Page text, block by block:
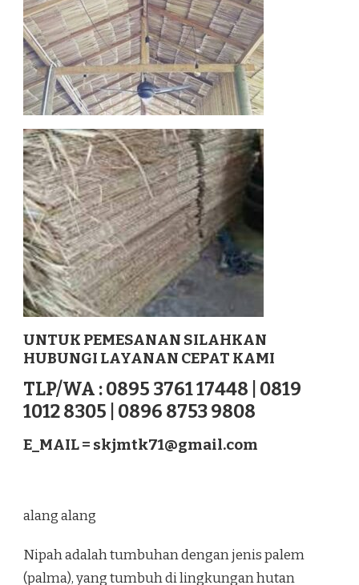
UNTUK PEMESANAN SILAHKAN
HUBUNGI LAYANAN CEPAT KAMI
TLP/WA : 0895 3761 17448 | 0819
1012 8305 | 0896 8753 9808
E_MAIL = skjmtk71@gmail.com
alang alang
Nipah adalah tumbuhan dengan jenis palem
(palma), yang tumbuh di lingkungan hutan